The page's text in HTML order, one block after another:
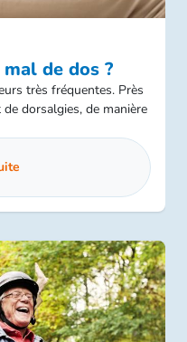
de dos ?
très fréquentes. Près
dorsalgies, de manière